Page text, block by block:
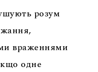
розум
враженнями
одне